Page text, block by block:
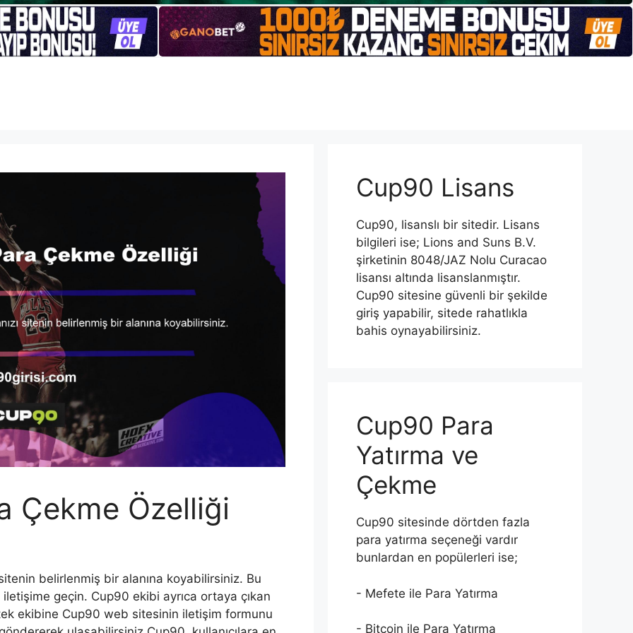
Çekme Özelliği
belirlenmiş bir alanına koyabilirsiniz. Bu
geçin. Cup90 ekibi ayrıca ortaya çıkan
ekibine Cup90 web sitesinin iletişim formunu
Cup90 Lisans
Cup90, lisanslı bir sitedir. Lisans
bilgileri ise; Lions and Suns B.V.
şirketinin 8048/JAZ Nolu Curacao
lisansı altında lisanslanmıştır.
Cup90 sitesine güvenli bir şekilde
giriş yapabilir, sitede rahatlıkla
bahis oynayabilirsiniz.
Cup90 Para
Yatırma ve
Çekme
Cup90 sitesinde dörtden fazla
para yatırma seçeneği vardır
bunlardan en popülerleri ise;
- Mefete ile Para Yatırma
- Bitcoin ile Para Yatırma